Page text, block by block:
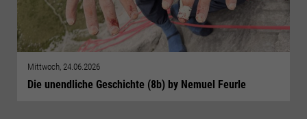
Mittwoch, 24.06.2026
Die unendliche Geschichte (8b) by Nemuel Feurle